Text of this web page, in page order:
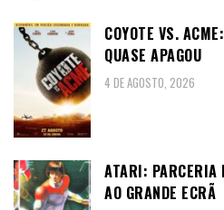
COYOTE VS.
QUASE APAGOU
4 DE AGOSTO, 2026
ATARI: PARCERIA
AO GRANDE ECRÃ